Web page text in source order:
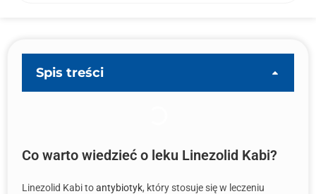
Spis treści
Co warto wiedzieć o leku Linezolid Kabi?
Linezolid Kabi toantybiotyk, który stosuje się w leczeniu